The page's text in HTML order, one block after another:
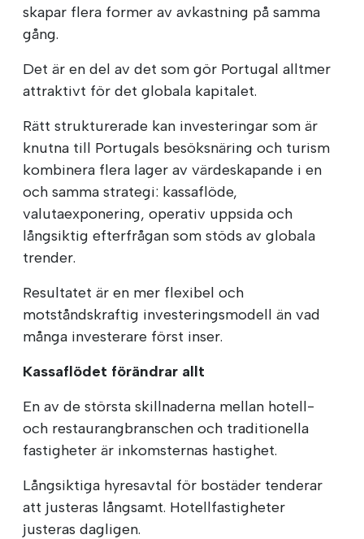
skapar flera former av avkastning på samma
gång.
Det är en del av det som gör Portugal alltmer
attraktivt för det globala kapitalet.
Rätt strukturerade kan investeringar som är
knutna till Portugals besöksnäring och turism
kombinera flera lager av värdeskapande i en
och samma strategi: kassaflöde,
valutaexponering, operativ uppsida och
långsiktig efterfrågan som stöds av globala
trender.
Resultatet är en mer flexibel och
motståndskraftig investeringsmodell än vad
många investerare först inser.
Kassaflödet förändrar allt
En av de största skillnaderna mellan hotell-
och restaurangbranschen och traditionella
fastigheter är inkomsternas hastighet.
Långsiktiga hyresavtal för bostäder tenderar
att justeras långsamt. Hotellfastigheter
justeras dagligen.